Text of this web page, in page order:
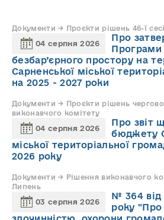
Документи → Проєкти рішень 46-ї
04 серпня 2026
Про
Програми
безбар’єрного простору на
Сарненської міської
на 2025 - 2027 роки
Документи → Проєкти рішень
виконавчого комітету
04 серпня 2026
Про звіт
бюджету
міської територіальної
2026 року
Документи → Рішення виконавчого
Липень
03 серпня 2026
№ 364 від
року "Про